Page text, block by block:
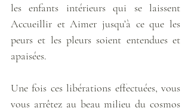
les enfants intérieurs qui se laissent
Accueillir et Aimer jusqu’à ce que les
peurs et les pleurs soient entendues et
apaisées.
Une fois ces libérations effectuées, vous
vous arrêtez au beau milieu du cosmos